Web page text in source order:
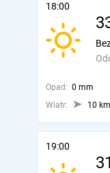
18:00
Opad: 0 mm
Wiatr:
10
19:00